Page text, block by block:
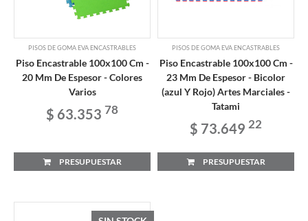
PISOS DE GOMA EVA ENCASTRABLES
Piso Encastrable 100x100 Cm -
20 Mm De Espesor - Colores
Varios
$ 63.353 78
PRESUPUESTAR
PISOS DE GOMA EVA ENCASTRABLES
Piso Encastrable 100x100 Cm -
23 Mm De Espesor - Bicolor
(azul Y Rojo) Artes Marciales -
Tatami
$ 73.649 22
PRESUPUESTAR